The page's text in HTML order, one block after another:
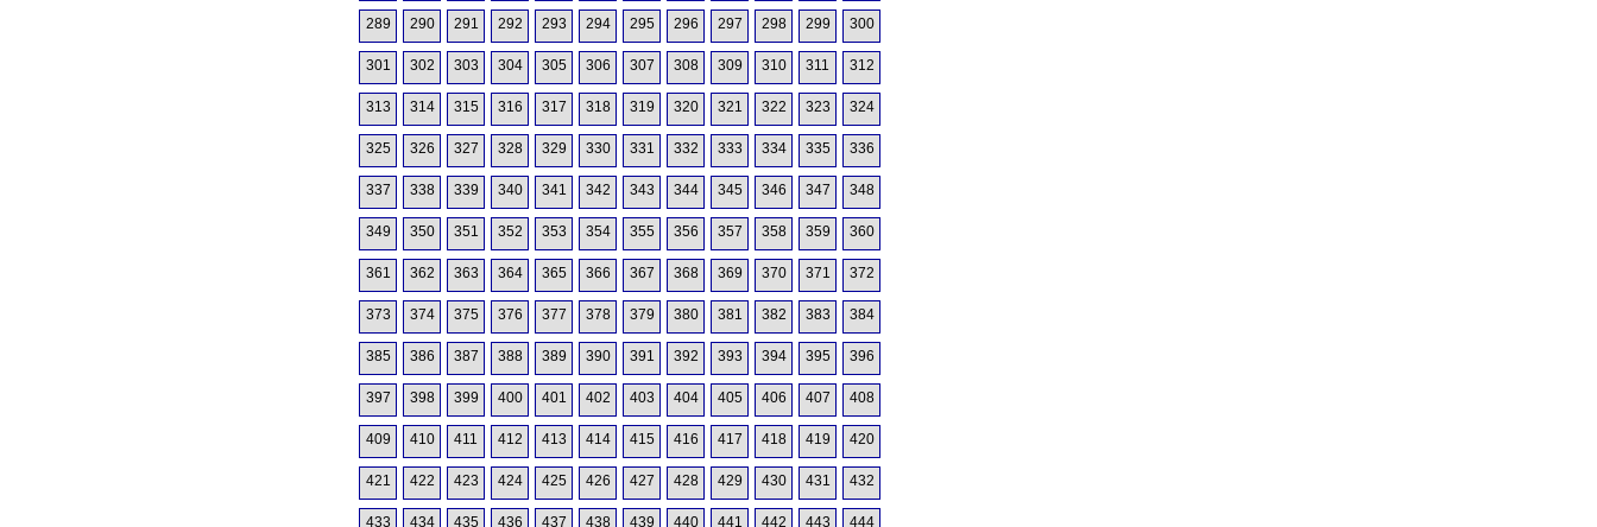
289 290 291 292 293 294 295 296 297 298 299 300
301 302 303 304 305 306 307 308 309 310 311 312
313 314 315 316 317 318 319 320 321 322 323 324
325 326 327 328 329 330 331 332 333 334 335 336
337 338 339 340 341 342 343 344 345 346 347 348
349 350 351 352 353 354 355 356 357 358 359 360
361 362 363 364 365 366 367 368 369 370 371 372
373 374 375 376 377 378 379 380 381 382 383 384
385 386 387 388 389 390 391 392 393 394 395 396
397 398 399 400 401 402 403 404 405 406 407 408
409 410 411 412 413 414 415 416 417 418 419 420
421 422 423 424 425 426 427 428 429 430 431 432
433 434 435 436 437 438 439 440 441 442 443 444